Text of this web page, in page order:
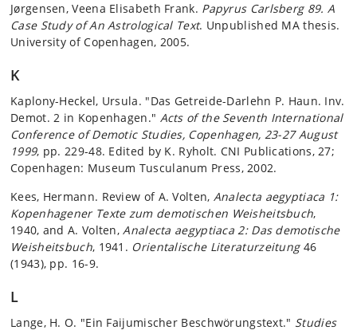
Jørgensen, Veena Elisabeth Frank. Papyrus Carlsberg 89. A
Case Study of An Astrological Text. Unpublished MA thesis.
University of Copenhagen, 2005.
K
Kaplony-Heckel, Ursula. "Das Getreide-Darlehn P. Haun. Inv.
Demot. 2 in Kopenhagen." Acts of the Seventh International
Conference of Demotic Studies, Copenhagen, 23-27 August
1999, pp. 229-48. Edited by K. Ryholt. CNI Publications, 27;
Copenhagen: Museum Tusculanum Press, 2002.
Kees, Hermann. Review of A. Volten, Analecta aegyptiaca 1:
Kopenhagener Texte zum demotischen Weisheitsbuch,
1940, and A. Volten,Analecta aegyptiaca 2: Das demotische
Weisheitsbuch, 1941. Orientalische Literaturzeitung46
(1943), pp. 16-9.
L
Lange, H. O. "Ein Faijumischer Beschwörungstext." Studies